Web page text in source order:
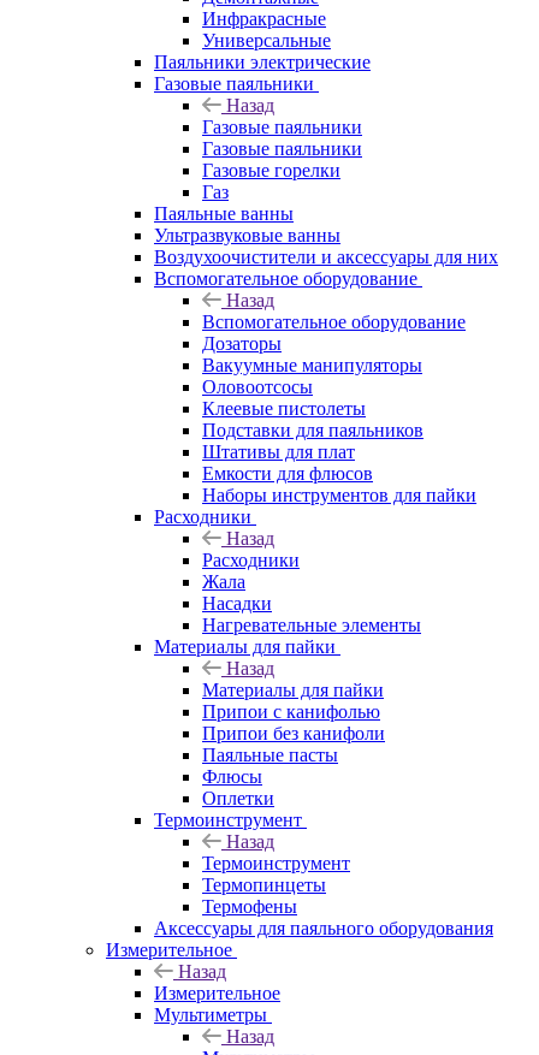
Инфракрасные
Универсальные
Паяльники электрические
Газовые паяльники
Назад
Газовые паяльники
Газовые паяльники
Газовые горелки
Газ
Паяльные ванны
Ультразвуковые ванны
Воздухоочистители и аксессуары для них
Вспомогательное оборудование
Назад
Вспомогательное оборудование
Дозаторы
Вакуумные манипуляторы
Оловоотсосы
Клеевые пистолеты
Подставки для паяльников
Штативы для плат
Емкости для флюсов
Наборы инструментов для пайки
Расходники
Назад
Расходники
Жала
Насадки
Нагревательные элементы
Материалы для пайки
Назад
Материалы для пайки
Припои с канифолью
Припои без канифоли
Паяльные пасты
Флюсы
Оплетки
Термоинструмент
Назад
Термоинструмент
Термопинцеты
Термофены
Аксессуары для паяльного оборудования
Измерительное
Назад
Измерительное
Мультиметры
Назад